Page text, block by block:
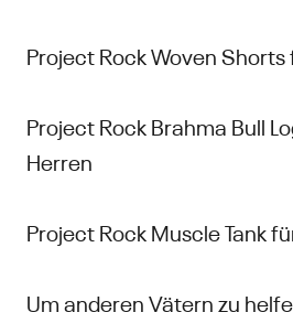
Project Rock Woven
Project Rock Brahma Bull
Herren
Project Rock Muscle Tank
Um anderen Vätern zu